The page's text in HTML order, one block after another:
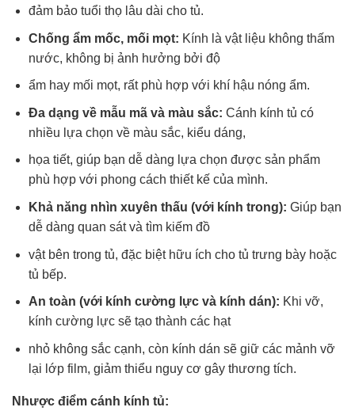
đảm bảo tuổi thọ lâu dài cho tủ.
Chống ẩm mốc, mối mọt: Kính là vật liệu không thấm
nước, không bị ảnh hưởng bởi độ
ẩm hay mối mọt, rất phù hợp với khí hậu nóng ẩm.
Đa dạng về mẫu mã và màu sắc: Cánh kính tủ có
nhiều lựa chọn về màu sắc, kiểu dáng,
họa tiết, giúp bạn dễ dàng lựa chọn được sản phẩm
phù hợp với phong cách thiết kế của mình.
Khả năng nhìn xuyên thấu (với kính trong): Giúp bạn
dễ dàng quan sát và tìm kiếm đồ
vật bên trong tủ, đặc biệt hữu ích cho tủ trưng bày hoặc
tủ bếp.
An toàn (với kính cường lực và kính dán): Khi vỡ,
kính cường lực sẽ tạo thành các hạt
nhỏ không sắc cạnh, còn kính dán sẽ giữ các mảnh vỡ
lại lớp film, giảm thiểu nguy cơ gây thương tích.
Nhược điểm cánh kính tủ: